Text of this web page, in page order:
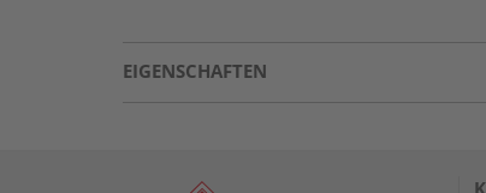
EIGENSCHAFTEN